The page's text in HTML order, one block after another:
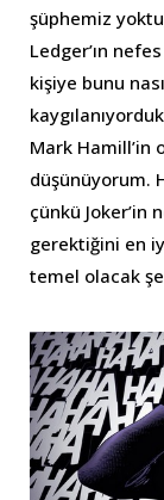
şüphemiz
Ledger’ın
kişiye bunu
Mark Hamill’in
düşünüyorum.
çünkü Joker’in
gerektiğini en
temel olacak